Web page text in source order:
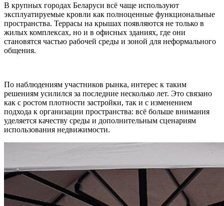
В крупных городах Беларуси всё чаще используют
эксплуатируемые кровли как полноценные функциональные
пространства. Террасы на крышах появляются не только в
жилых комплексах, но и в офисных зданиях, где они
становятся частью рабочей среды и зоной для неформального
общения.
По наблюдениям участников рынка, интерес к таким
решениям усилился за последние несколько лет. Это связано
как с ростом плотности застройки, так и с изменением
подхода к организации пространства: всё больше внимания
уделяется качеству среды и дополнительным сценариям
использования недвижимости.